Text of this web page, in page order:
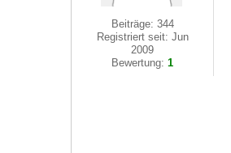
Beiträge: 344
Registriert seit: Jun
2009
Bewertung:1